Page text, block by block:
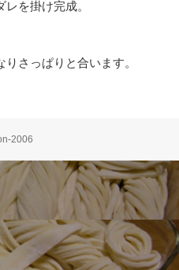
を掛け完成。
さっぱりと合います。
2006